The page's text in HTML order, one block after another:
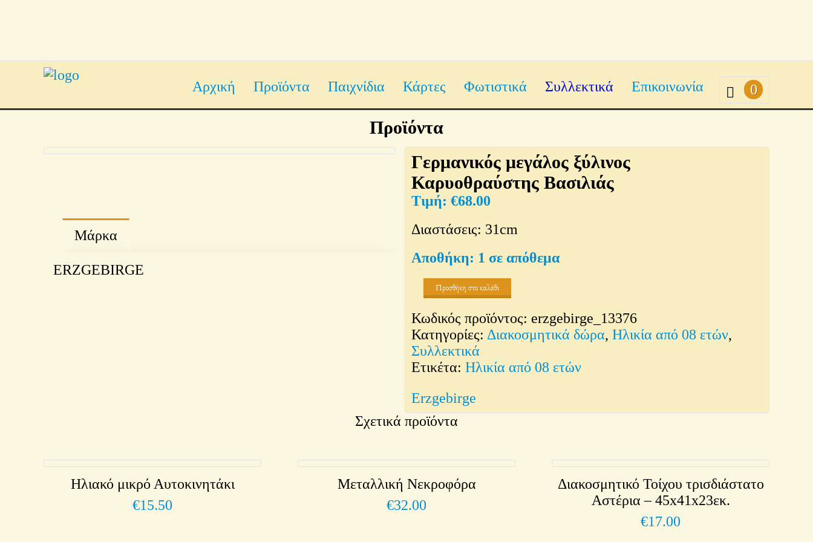
Αρχική Προϊόντα Παιχνίδια Κάρτες Φωτιστικά Συλλεκτικά Επικοινωνία 0
Προϊόντα
Γερμανικός μεγάλος ξύλινος
Καρυοθραύστης Βασιλιάς
€68.00
Διαστάσεις: 31cm
1 σε απόθεμα
Προσθήκη στο καλάθι
Κωδικός προϊόντος: erzgebirge_13376
Κατηγορίες: Διακοσμητικά δώρα,Ηλικία από 08 ετών,
Συλλεκτικά
Ετικέτα:Ηλικία από 08 ετών
Erzgebirge
Μάρκα
ERZGEBIRGE
Σχετικά προϊόντα
Ηλιακό μικρό Αυτοκινητάκι
€15.50
Μεταλλική Νεκροφόρα
€32.00
Διακοσμητικό Τοίχου τρισδιάστατο
Αστέρια – 45x41x23εκ.
€17.00